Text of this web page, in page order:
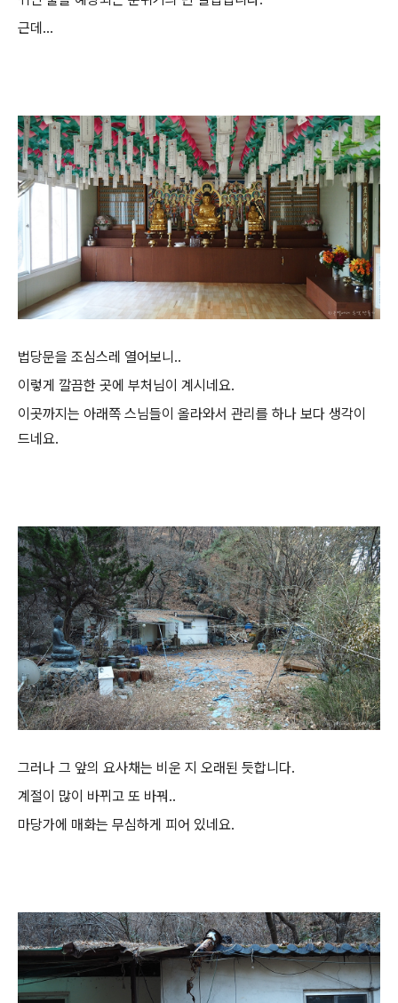
근데...
법당문을 조심스레 열어보니..
이렇게 깔끔한 곳에 부처님이 계시네요.
이곳까지는 아래쪽 스님들이 올라와서 관리를 하나 보다 생각이
드네요.
그러나 그 앞의 요사채는 비운 지 오래된 듯합니다.
계절이 많이 바뀌고 또 바꿔..
마당가에 매화는 무심하게 피어 있네요.